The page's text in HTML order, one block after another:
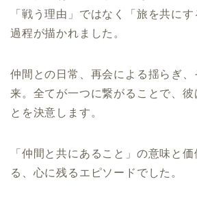
「戦う理由」ではなく「旅を共にす
過程が描かれました。
仲間との日常、再会による揺らぎ
来。全てが一つに繋がることで、彼
とを決意します。
「仲間と共にあること」の意味と
る、心に残るエピソードでした。